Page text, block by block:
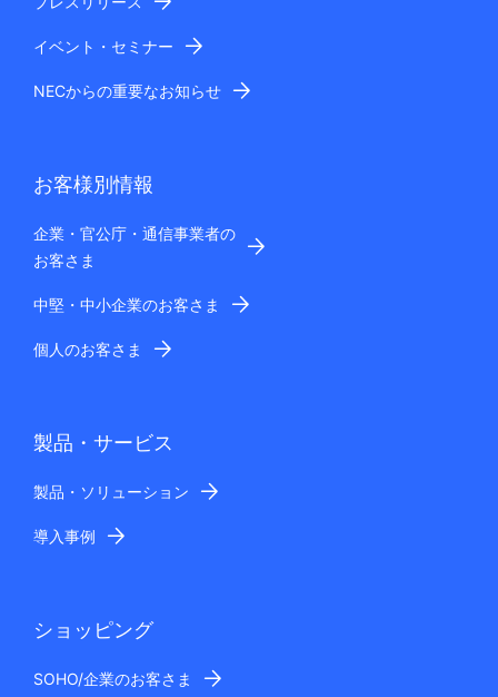
イベント・セミナー
NECからの重要なお知らせ
お客様別情報
企業・官公庁・通信事業者の
お客さま
中堅・中小企業のお客さま
個人のお客さま
製品・サービス
製品・ソリューション
導入事例
ショッピング
SOHO/企業のお客さま